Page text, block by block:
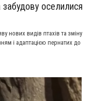
оселилися
нових видів птахів та зміну
і адаптацією пернатих до